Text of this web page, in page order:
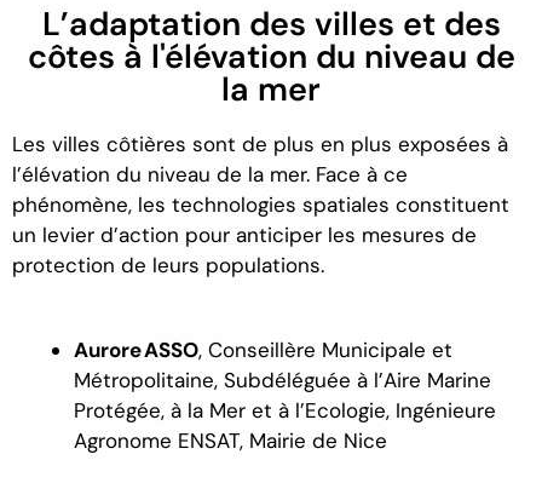
L’adaptation des villes et des
côtes à l'élévation du niveau de
la mer
Les villes côtières sont de plus en plus exposées à
l’élévation du niveau de la mer. Face à ce
phénomène, les technologies spatiales constituent
un levier d’action pour anticiper les mesures de
protection de leurs populations.
Aurore ASSO, Conseillère Municipale et
Métropolitaine, Subdéléguée à l’Aire Marine
Protégée, à la Mer et à l’Ecologie, Ingénieure
Agronome ENSAT, Mairie de Nice